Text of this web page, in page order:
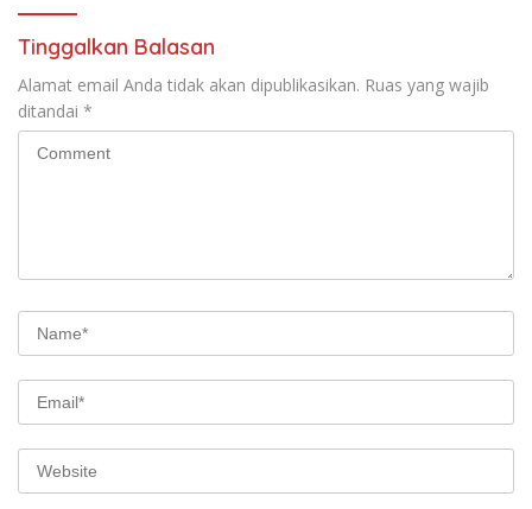
Tegas
Tinggalkan Balasan
Alamat email Anda tidak akan dipublikasikan. Ruas yang wajib
ditandai *